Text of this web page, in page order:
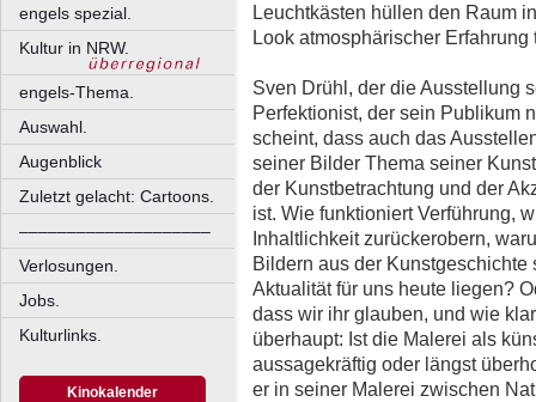
engels spezial.
Kultur in NRW.
engels-Thema.
Auswahl.
Augenblick
Zuletzt gelacht: Cartoons.
––––––––––––––––––––
Verlosungen.
Jobs.
Kulturlinks.
Kinokalender
Leuchtkästen hüllen den Raum
Look atmosphärischer Erfahrung
Sven Drühl, der die Ausstellung
Perfektionist, der sein Publikum
scheint, dass auch das
seiner Bilder Thema seiner
der Kunstbetrachtung und der
ist. Wie funktioniert Verführung,
Inhaltlichkeit zurückerobern,
Bildern aus der
Aktualität für uns heute liegen?
dass wir ihr glauben, und wie
überhaupt: Ist die Malerei als
aussagekräftig oder längst
er in seiner Malerei zwischen